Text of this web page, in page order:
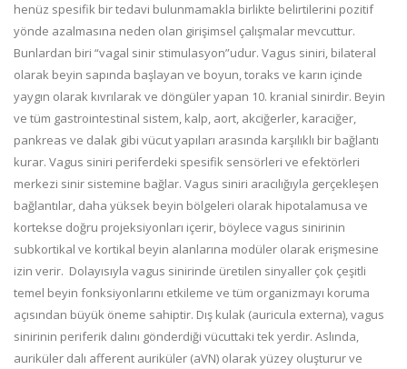
henüz spesifik bir tedavi bulunmamakla birlikte belirtilerini pozitif
yönde azalmasına neden olan girişimsel çalışmalar mevcuttur.
Bunlardan biri “vagal sinir stimulasyon”udur. Vagus siniri, bilateral
olarak beyin sapında başlayan ve boyun, toraks ve karın içinde
yaygın olarak kıvrılarak ve döngüler yapan 10. kranial sinirdir. Beyin
ve tüm gastrointestinal sistem, kalp, aort, akciğerler, karaciğer,
pankreas ve dalak gibi vücut yapıları arasında karşılıklı bir bağlantı
kurar. Vagus siniri periferdeki spesifik sensörleri ve efektörleri
merkezi sinir sistemine bağlar. Vagus siniri aracılığıyla gerçekleşen
bağlantılar, daha yüksek beyin bölgeleri olarak hipotalamusa ve
kortekse doğru projeksiyonları içerir, böylece vagus sinirinin
subkortikal ve kortikal beyin alanlarına modüler olarak erişmesine
izin verir. Dolayısıyla vagus sinirinde üretilen sinyaller çok çeşitli
temel beyin fonksiyonlarını etkileme ve tüm organizmayı koruma
açısından büyük öneme sahiptir. Dış kulak (auricula externa), vagus
sinirinin periferik dalını gönderdiği vücuttaki tek yerdir. Aslında,
auriküler dalı afferent auriküler (aVN) olarak yüzey oluşturur ve